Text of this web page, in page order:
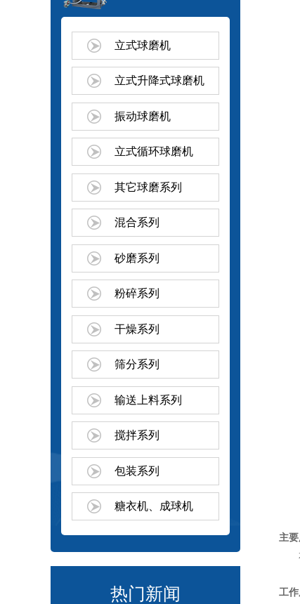
立式球磨机
立式升降式球磨机
振动球磨机
立式循环球磨机
其它球磨系列
混合系列
砂磨系列
粉碎系列
干燥系列
筛分系列
输送上料系列
搅拌系列
包装系列
糖衣机、成球机
热门新闻
主
本
工